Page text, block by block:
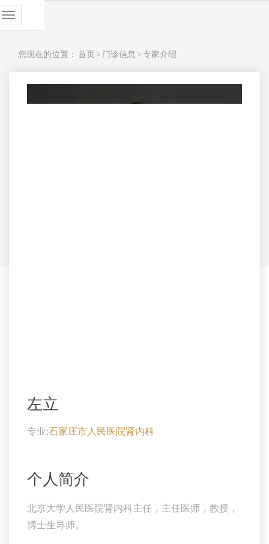
展
开
您现在的位置： 首页 > 门诊信息 > 专家介绍
左立
专业:石家庄市人民医院肾内科
个人简介
北京大学人民医院肾内科主任，主任医师，教授，
博士生导师。